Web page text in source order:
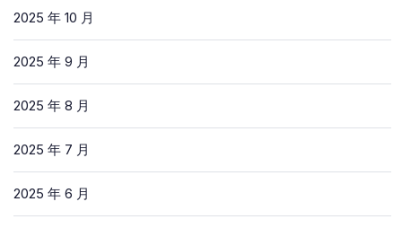
2025 年 10 月
2025 年 9 月
2025 年 8 月
2025 年 7 月
2025 年 6 月